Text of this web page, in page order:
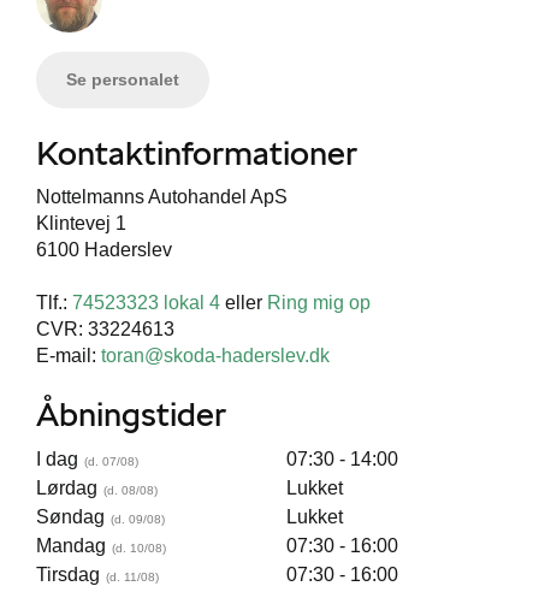
Se personalet
Kontaktinformationer
Nottelmanns Autohandel ApS
Klintevej 1
6100 Haderslev
Tlf.: 74523323 lokal 4 eller Ring mig op
CVR: 33224613
E-mail: toran@skoda-haderslev.dk
Åbningstider
I dag
07:30 - 14:00
Lørdag
Lukket
Søndag
Lukket
Mandag
07:30 - 16:00
Tirsdag
07:30 - 16:00